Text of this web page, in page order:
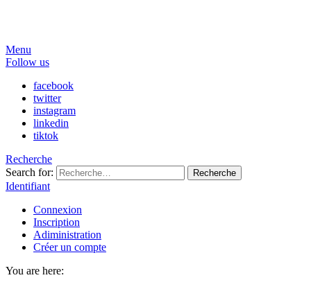
Menu
Follow us
facebook
twitter
instagram
linkedin
tiktok
Recherche
Search for:
Recherche
Identifiant
Connexion
Inscription
Adiministration
Créer un compte
You are here: